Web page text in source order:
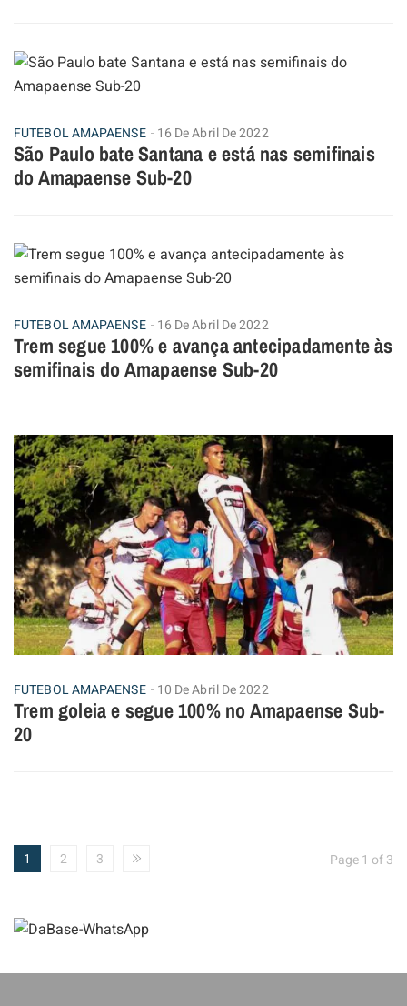
FUTEBOL AMAPAENSE 16 De Abril De 2022
São Paulo bate Santana e está nas semifinais
do Amapaense Sub-20
FUTEBOL AMAPAENSE 16 De Abril De 2022
Trem segue 100% e avança antecipadamente às
semifinais do Amapaense Sub-20
FUTEBOL AMAPAENSE 10 De Abril De 2022
Trem goleia e segue 100% no Amapaense Sub-
20
1 2 3 Page 1 of 3